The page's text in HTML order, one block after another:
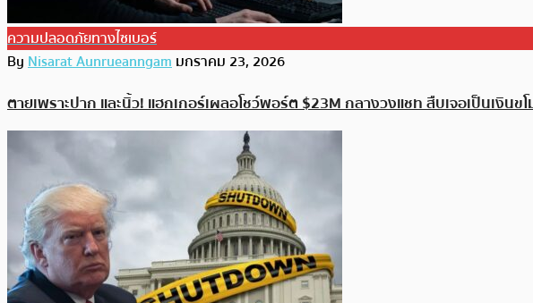
ความปลอดภัยทางไซเบอร์
ByNisarat Aunrueanngamมกราคม 23, 2026
ตายเพราะปาก และนิ้ว! แฮกเกอร์เผลอโชว์พอร์ต $23M กลางวงแชท สืบเจอเป็นเงินข